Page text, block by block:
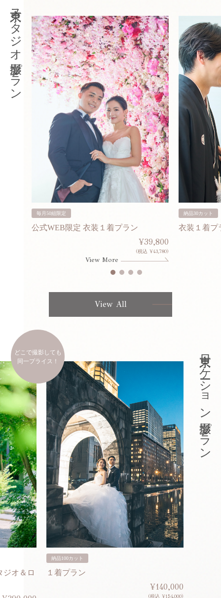
東京スタジオ撮影プラン
毎月50組限定
公式WEB限定 衣装１着プラン
¥39,800
(税込 ¥43,780)
View More
納品30カット
衣装１着プ
View All
どこで撮影しても
同一プライス！
ジオ＆ロ
納品100カット
１着プラン
¥140,000
(税込 ¥154,000)
東京ロケーション撮影プラン